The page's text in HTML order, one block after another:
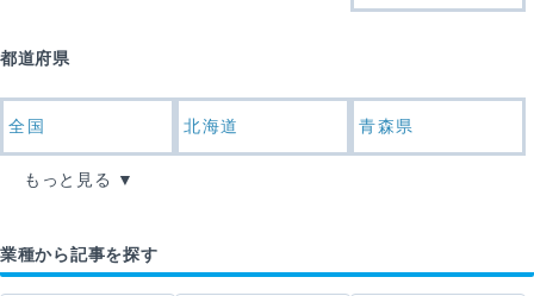
都道府県
全国 北海道 青森県
もっと見る
業種から記事を探す